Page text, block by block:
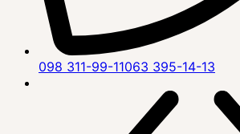
098 311-99-11063 395-14-13